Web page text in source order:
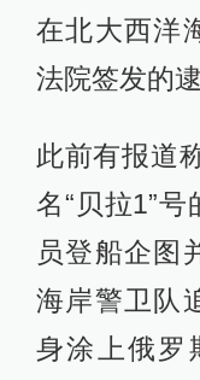
在北大西洋
法院签发的
此前有报道
名“贝拉1”
员登船企图
海岸警卫队
身涂上俄罗